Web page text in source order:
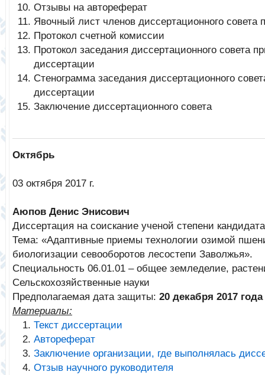
Отзывы на автореферат
Явочный лист членов диссертационного совета
Протокол счетной комиссии
Протокол заседания диссертационного совета
диссертации
Стенограмма заседания диссертационного
диссертации
Заключение диссертационного совета
Октябрь
03 октября 2017 г.
Аюпов Денис Энисович
Диссертация на соискание ученой степени
Тема: «Адаптивные приемы технологии озимой
биологизации севооборотов лесостепи Заволжья».
Специальность 06.01.01 – общее земледелие,
Сельскохозяйственные науки
Предполагаемая дата защиты: 20 декабря 2017 года
Материалы:
Текст диссертации
Автореферат
Заключение организации, где выполнялась
Отзыв научного руководителя